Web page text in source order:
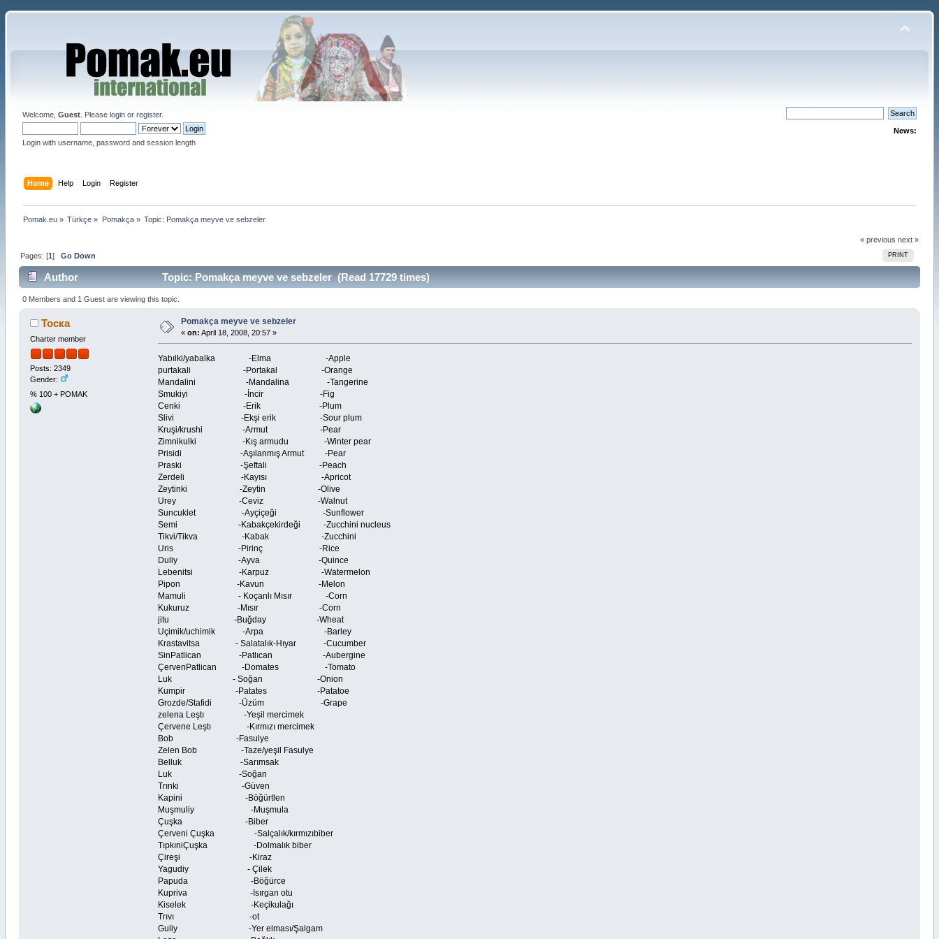
Welcome, Guest. Please loginor register.
Login with username, password and session length
News:
Home Help Login Register
Pomak.eu» Türkçe » Pomakça» Topic: Pomakça meyve ve sebzeler
« previous next »
PRINT
Pages: [1] Go Down
Author Topic: Pomakça meyve ve sebzeler (Read 17729 times)
0 Members and 1 Guest are viewing this topic.
Тоска
Charter member
Posts: 2349
Gender:
% 100 + POMAK
Pomakça meyve ve sebzeler
« on: April 18, 2008, 20:57 »
Yabılki/yabalka -Elma -Apple
purtakali -Portakal -Orange
Mandalini -Mandalina -Tangerine
Smukiyi -İncir -Fig
Cenki -Erik -Plum
Slivi -Ekşi erik -Sour plum
Kruşi/krushi -Armut -Pear
Zimnikulki -Kış armudu -Winter pear
Prisidi -Aşılanmış Armut -Pear
Praski -Şeftali -Peach
Zerdeli -Kayısı -Apricot
Zeytinki -Zeytin -Olive
Urey -Ceviz -Walnut
Suncuklet -Ayçiçeği -Sunflower
Semi -Kabakçekirdeği -Zucchini nucleus
Tikvi/Tikva -Kabak -Zucchini
Uris -Pirinç -Rice
Duliy -Ayva -Quince
Lebenitsi -Karpuz -Watermelon
Pipon -Kavun -Melon
Mamuli - Koçanlı Mısır -Corn
Kukuruz -Mısır -Corn
jitu -Buğday -Wheat
Uçimik/uchimik -Arpa -Barley
Krastavitsa - Salatalık-Hıyar -Cucumber
SinPatlican -Patlıcan -Aubergine
ÇervenPatlican -Domates -Tomato
Luk - Soğan -Onion
Kumpir -Patates -Patatoe
Grozde/Stafidi -Üzüm -Grape
zelena Leştı -Yeşil mercimek
Çervene Leştı -Kırmızı mercimek
Bob -Fasulye
Zelen Bob -Taze/yeşil Fasulye
Belluk -Sarımsak
Luk -Soğan
Trınki -Güven
Kapini -Böğürtlen
Muşmuliy -Muşmula
Çuşka -Biber
Çerveni Çuşka -Salçalık/kırmızıbiber
TıpkıniÇuşka -Dolmalık biber
Çireşi -Kiraz
Yagudiy - Çilek
Papuda -Böğürce
Kupriva -Isırgan otu
Kiselek -Keçikulağı
Trıvı -ot
Guliy -Yer elması/Şalgam